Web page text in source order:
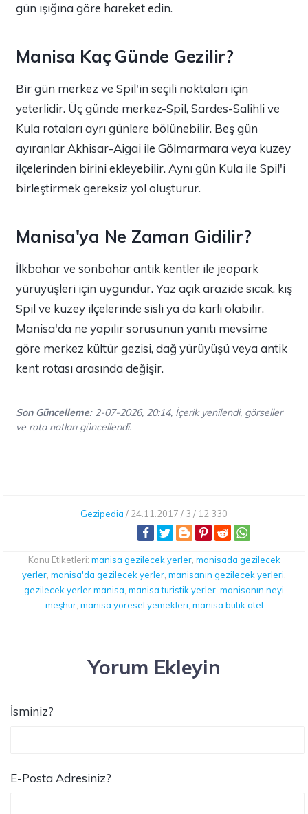
gün ışığına göre hareket edin.
Manisa Kaç Günde Gezilir?
Bir gün merkez ve Spil'in seçili noktaları için
yeterlidir. Üç günde merkez-Spil, Sardes-Salihli ve
Kula rotaları ayrı günlere bölünebilir. Beş gün
ayıranlar Akhisar-Aigai ile Gölmarmara veya kuzey
ilçelerinden birini ekleyebilir. Aynı gün Kula ile Spil'i
birleştirmek gereksiz yol oluşturur.
Manisa'ya Ne Zaman Gidilir?
İlkbahar ve sonbahar antik kentler ile jeopark
yürüyüşleri için uygundur. Yaz açık arazide sıcak, kış
Spil ve kuzey ilçelerinde sisli ya da karlı olabilir.
Manisa'da ne yapılır sorusunun yanıtı mevsime
göre merkez kültür gezisi, dağ yürüyüşü veya antik
kent rotası arasında değişir.
Son Güncelleme:2-07-2026, 20:14, İçerik yenilendi, görseller
ve rota notları güncellendi.
Gezipedia / 24.11.2017 / 3 / 12 330
Konu Etiketleri: manisa gezilecek yerler, manisada gezilecek
yerler manisa'da gezilecek yerler manisanın gezilecek yerleri
gezilecek yerler manisa manisa turistik yerler manisanın neyi
meşhur, manisa yöresel yemekleri manisa butik otel
Yorum Ekleyin
İsminiz?
E-Posta Adresiniz?